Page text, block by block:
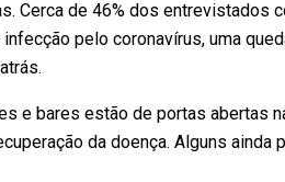
Cerca de 46% dos entrevistados
pelo coronavírus, uma
e bares estão de portas abertas
da doença. Alguns